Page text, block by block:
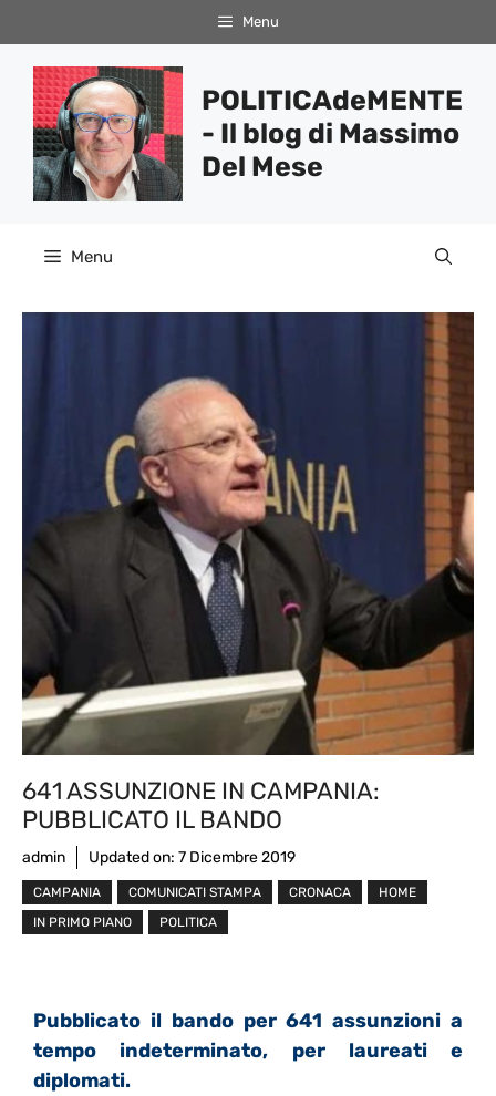
al
contenuto
Menu
POLITICAdeMENTE
- Il blog di Massimo
Del Mese
Menu
641 ASSUNZIONE IN CAMPANIA:
PUBBLICATO IL BANDO
admin Updated on: 7 Dicembre 2019
CAMPANIA COMUNICATI STAMPA CRONACA
HOME
IN PRIMO PIANO
POLITICA
Pubblicato il bando per 641 assunzioni a
tempo indeterminato, per laureati e
diplomati.